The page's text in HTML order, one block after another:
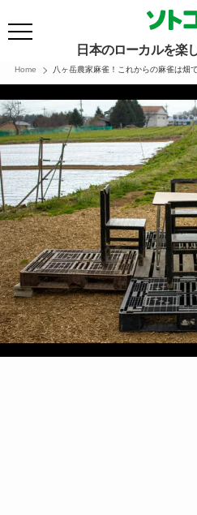
日本のローカルを楽
Home 八ヶ岳農家麻雀！これからの麻雀は畑